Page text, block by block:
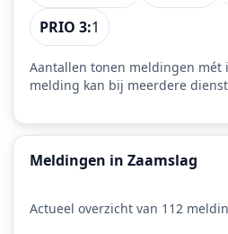
PRIO 3:1
Aantallen tonen meldingen mét
melding kan bij meerdere
Meldingen in Zaamslag
Actueel overzicht van 112